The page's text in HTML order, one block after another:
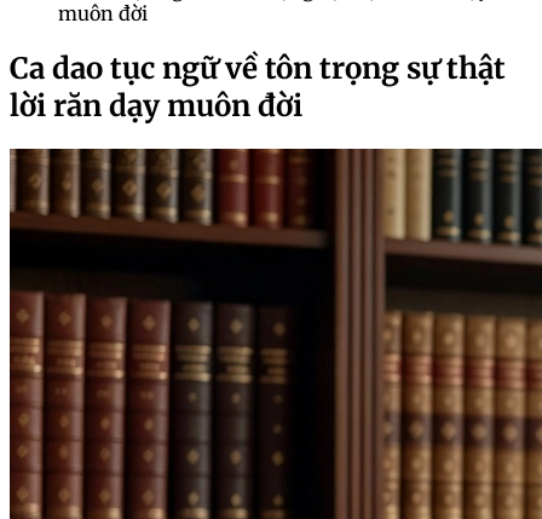
muôn đời
Ca dao tục ngữ về tôn trọng sự thật
lời răn dạy muôn đời